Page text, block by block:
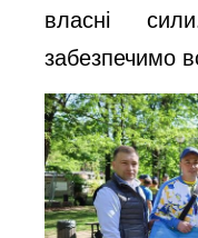
власні
забезпечимо